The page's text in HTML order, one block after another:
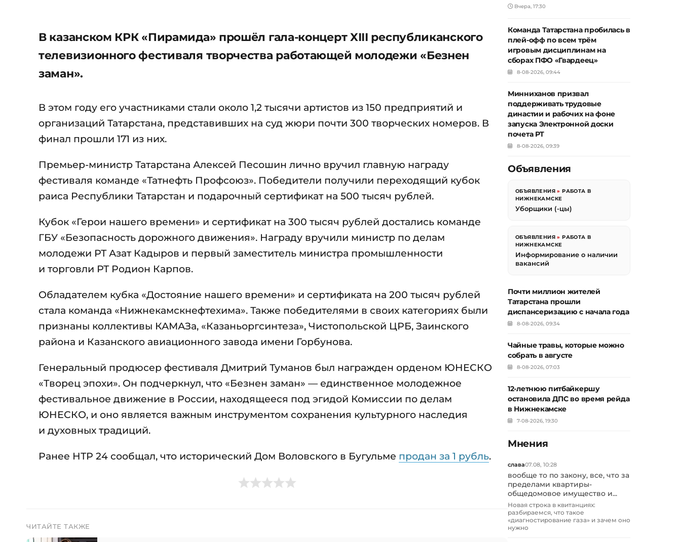
В казанском КРК «Пирамида» прошёл гала-концерт XIII республиканского
телевизионного фестиваля творчества работающей молодежи «Безнен
заман».
В этом году его участниками стали около 1,2 тысячи артистов из 150 предприятий и
организаций Татарстана, представивших на суд жюри почти 300 творческих номеров. В
финал прошли 171 из них.
Премьер-министр Татарстана Алексей Песошин лично вручил главную награду
фестиваля команде «Татнефть Профсоюз». Победители получили переходящий кубок
раиса Республики Татарстан и подарочный сертификат на 500 тысяч рублей.
Кубок «Герои нашего времени» и сертификат на 300 тысяч рублей достались команде
ГБУ «Безопасность дорожного движения». Награду вручили министр по делам
молодежи РТ Азат Кадыров и первый заместитель министра промышленности
и торговли РТ Родион Карпов.
Обладателем кубка «Достояние нашего времени» и сертификата на 200 тысяч рублей
стала команда «Нижнекамскнефтехима». Также победителями в своих категориях были
признаны коллективы КАМАЗа, «Казаньоргсинтеза», Чистопольской ЦРБ, Заинского
района и Казанского авиационного завода имени Горбунова.
Генеральный продюсер фестиваля Дмитрий Туманов был награжден орденом ЮНЕСКО
«Творец эпохи». Он подчеркнул, что «Безнен заман» — единственное молодежное
фестивальное движение в России, находящееся под эгидой Комиссии по делам
ЮНЕСКО, и оно является важным инструментом сохранения культурного наследия
и духовных традиций.
Ранее НТР 24 сообщал, что исторический Дом Воловского в Бугульме продан за 1 рубль.
ЧИТАЙТЕ ТАКЖЕ
Вчера, 17:30
Команда Татарстана пробилась в
плей-офф по всем трём
игровым дисциплинам на
сборах ПФО «Гвардеец»
8-08-2026, 09:44
Минниханов призвал
поддерживать трудовые
династии и рабочих на фоне
запуска Электронной доски
почета РТ
8-08-2026, 09:39
Объявления
ОБЪЯВЛЕНИЯ »РАБОТА В
НИЖНЕКАМСКЕ
Уборщики (-цы)
ОБЪЯВЛЕНИЯ »РАБОТА В
НИЖНЕКАМСКЕ
Информирование о наличии
вакансий
Почти миллион жителей
Татарстана прошли
диспансеризацию с начала года
8-08-2026, 09:34
Чайные травы, которые можно
собрать в августе
8-08-2026, 07:03
12-летнюю питбайкершу
остановила ДПС во время рейда
в Нижнекамске
7-08-2026, 19:30
Мнения
слава07.08, 10:28
вообще то по закону, все, что за
пределами квартиры-
общедомовое имущество и...
Новая строка в квитанциях:
разбираемся, что такое
«диагностирование газа» и зачем оно
нужно